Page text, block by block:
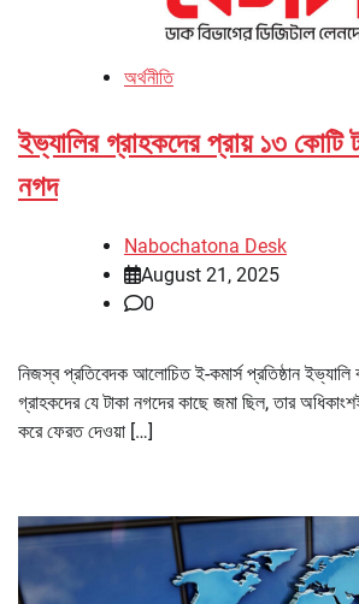
অর্থনীতি
ইভ্যালির গ্রাহকদের প্রায় ১৩ কোটি
নগদ
Nabochatona Desk
August 21, 2025
0
নিজস্ব প্রতিবেদক আলোচিত ই-কমার্স প্রতিষ্ঠান
গ্রাহকদের যে টাকা নগদের কাছে জমা ছিল, তার
করে ফেরত দেওয়া […]